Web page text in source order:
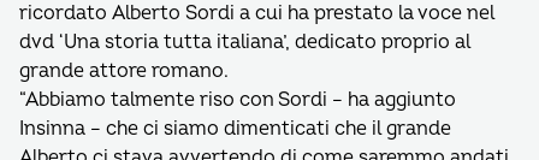
ricordato Alberto Sordi a cui ha prestato la voce nel
dvd ‘Una storia tutta italiana’, dedicato proprio al
grande attore romano.
“Abbiamo talmente riso con Sordi – ha aggiunto
Insinna – che ci siamo dimenticati che il grande